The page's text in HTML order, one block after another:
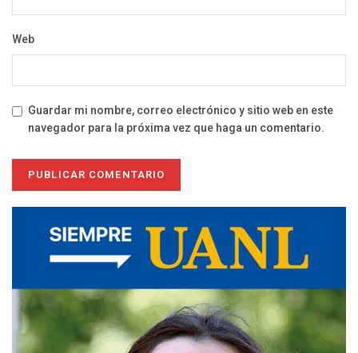
Web
Guardar mi nombre, correo electrónico y sitio web en este
navegador para la próxima vez que haga un comentario.